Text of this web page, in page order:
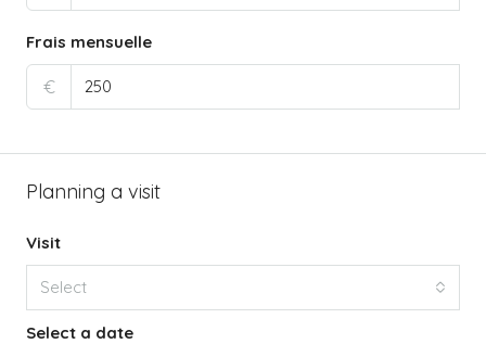
Frais mensuelle
€
Planning a visit
Visit
Select
Select a date